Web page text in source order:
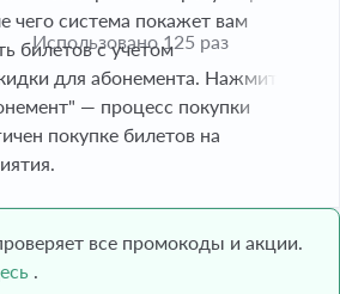
чего система покажет вам
билетов с учетом
для абонемента. Нажмите
— процесс покупки
покупке билетов на
Использовано 125 раз
все промокоды и акции.
.